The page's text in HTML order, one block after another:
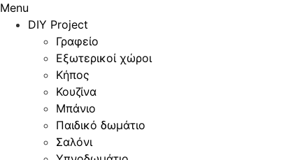
Menu
DIY Project
Γραφείο
Εξωτερικοί χώροι
Κήπος
Κουζίνα
Μπάνιο
Παιδικό δωμάτιο
Σαλόνι